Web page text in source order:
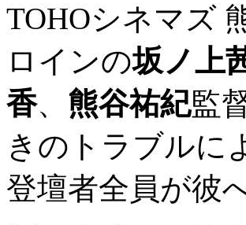
TOHOシネマズ
ロインの坂ノ上
香、 熊谷祐紀監
きのトラブルに
登壇者全員が彼